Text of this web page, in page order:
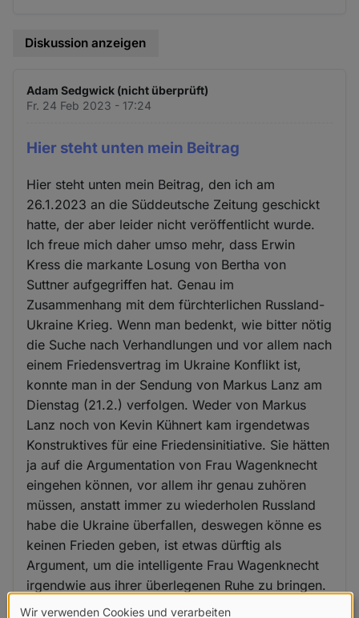
Diskussion anzeigen
Adam Sedgwick (nicht überprüft)
Fr. 24 Feb 2023 - 17:24
Hier steht unten mein Beitrag
Hier steht unten mein Beitrag, den ich am
26.1.2023 an die Süddeutsche Zeitung geschickt
hatte, der aber leider nicht veröffentlicht wurde.
Ich freue mich daher umso mehr, dass Erwin
Kress die markante Losung von Bertha von
Suttner aufgegriffen hat. Genau im
Zusammenhang mit dem fürchterlichen Russland-
Ukraine Krieg. Wenn man bedenkt, wie bitter nötig
die Suche nach Verhandlungen und vor allem nach
einem Friedensvertrag im Ukraine Konflikt ist,
konnte man in der Sendung von Markus Lanz am
Dienstag (21.2.) verfolgen. Weder von Markus
Lanz noch von Kevin Kühnert kam irgendetwas
Konstruktives für eine Friedensinitiative. Sie hätten
ja auf die Argumentation von Frau Wagenknecht
eingehen können, vor allem ihr genau zuhören
müssen, anstatt immer zu wiederholen Russland
habe die Ukraine überfallen, deswegen könne es
keinen Frieden geben, ist etwas dürftig als
Argument, um die intelligente Frau Wagenknecht
irgendwie aus ihrer überlegenen Ruhe zu bringen.
Wir verwenden Cookies und verarbeiten